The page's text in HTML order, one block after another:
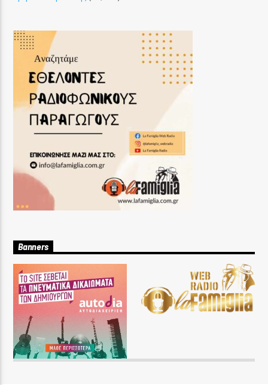
Banners